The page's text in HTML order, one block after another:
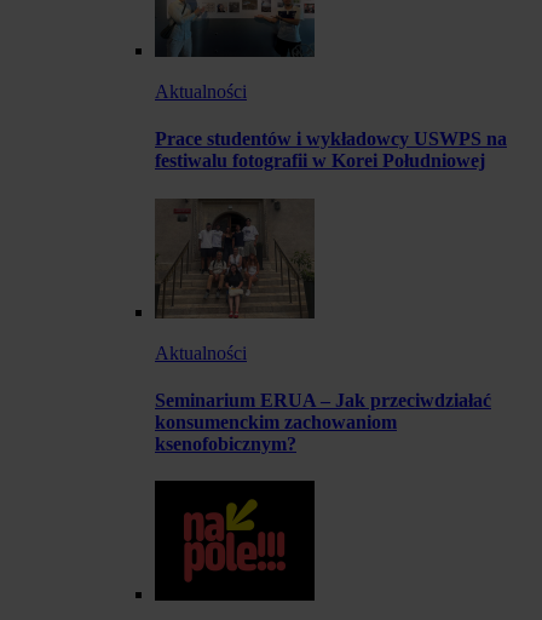
Aktualności
Prace studentów i wykładowcy USWPS na
festiwalu fotografii w Korei Południowej
Aktualności
Seminarium ERUA – Jak przeciwdziałać
konsumenckim zachowaniom
ksenofobicznym?